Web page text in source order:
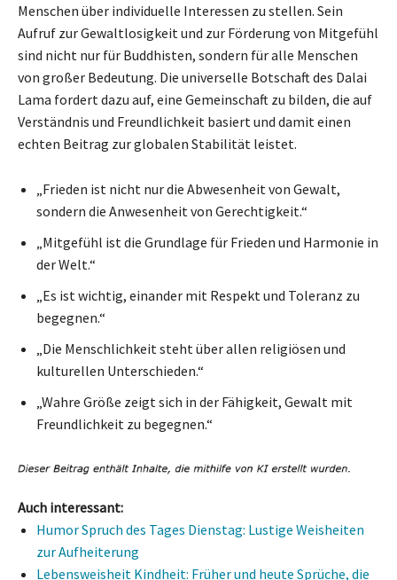
Menschen über individuelle Interessen zu stellen. Sein
Aufruf zur Gewaltlosigkeit und zur Förderung von Mitgefühl
sind nicht nur für Buddhisten, sondern für alle Menschen
von großer Bedeutung. Die universelle Botschaft des Dalai
Lama fordert dazu auf, eine Gemeinschaft zu bilden, die auf
Verständnis und Freundlichkeit basiert und damit einen
echten Beitrag zur globalen Stabilität leistet.
„Frieden ist nicht nur die Abwesenheit von Gewalt,
sondern die Anwesenheit von Gerechtigkeit.“
„Mitgefühl ist die Grundlage für Frieden und Harmonie in
der Welt.“
„Es ist wichtig, einander mit Respekt und Toleranz zu
begegnen.“
„Die Menschlichkeit steht über allen religiösen und
kulturellen Unterschieden.“
„Wahre Größe zeigt sich in der Fähigkeit, Gewalt mit
Freundlichkeit zu begegnen.“
Auch interessant:
Humor Spruch des Tages Dienstag: Lustige Weisheiten
zur Aufheiterung
Lebensweisheit Kindheit: Früher und heute Sprüche, die